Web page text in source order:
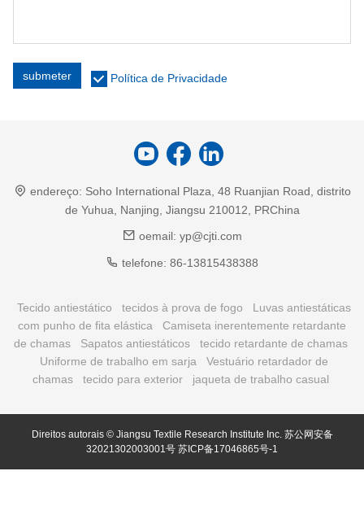
submeter Política de Privacidade
endereço: Soho International Plaza, 48 Ruanjian Road, distrito
de Yuhua, Nanjing, Jiangsu 210012, PRChina
oemail: yp@cjti.com
telefone: 86-13815438388
Tecido antiestático tecidos à prova de fogo
Luvas antiestáticas
com punho de fita elástica
Camiseta inerentemente retardante
de chamas
Sapatos antiestáticos
tecido retardante de chamas
Uniforme de trabalho em sarja
Vestuário retardador de
chamas
tecido para exterior jaqueta de trabalho casual
Direitos autorais © Jiangsu Textile Research Institute Inc. 苏公网安备
32021302003001号 苏ICP备17046865号-1